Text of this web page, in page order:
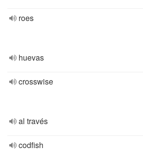
roes
huevas
crosswise
al través
codfish